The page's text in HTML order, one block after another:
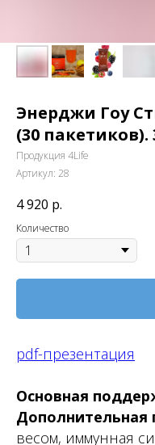
Энерджи Гоу
(30 пакетиков).
Продукция 4Life
Артикул: 28
4 920 р.
Количество
pdf-презентация
Основная
Дополнительная
весом, иммунная